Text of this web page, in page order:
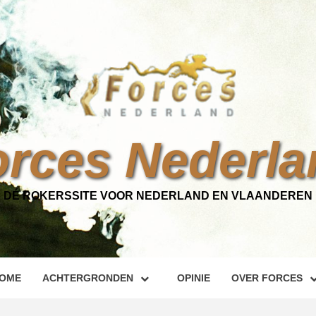
DÉ ROKERSSITE VOOR NEDERLAND EN VLAANDEREN
ACHTERGRONDEN OPINIE OVER FORCES